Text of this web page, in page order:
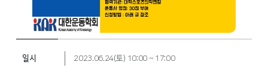
일시 2023.06.24(토) 10:00 ~ 17:00